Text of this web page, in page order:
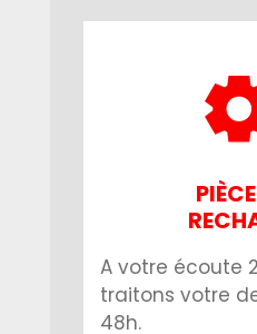
A votre écoute
traitons votre
48h.